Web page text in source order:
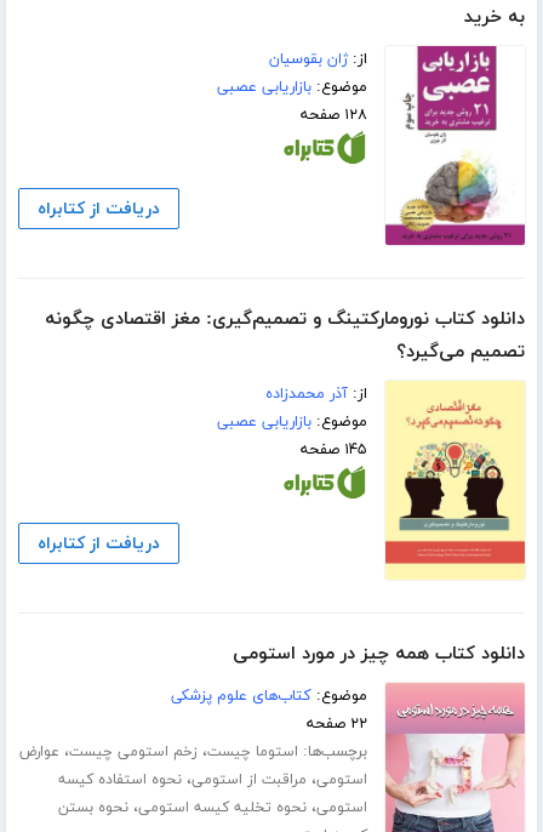
به خرید
از:ژان بقوسیان
موضوع:بازاریابی عصبی
۱۲۸ صفحه
دریافت از کتابراه
دانلود کتاب نورومارکتینگ و تصمیم‌گیری: مغز اقتصادی چگونه
تصمیم می‌گیرد؟
از:آذر محمدزاده
موضوع:بازاریابی عصبی
۱۴۵ صفحه
دریافت از کتابراه
دانلود کتاب همه چیز در مورد استومی
موضوع:کتاب‌های علوم پزشکی
۲۲ صفحه
برچسب‌ها: استوما چیست، زخم استومی چیست، عوارض
استومی، مراقبت از استومی،نحوه استفاده کیسه
استومی،نحوه تخلیه کیسه استومی،نحوه بستن